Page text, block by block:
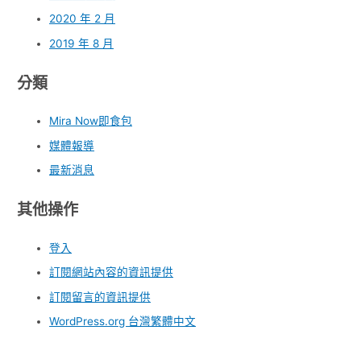
2020 年 2 月
2019 年 8 月
分類
Mira Now即食包
媒體報導
最新消息
其他操作
登入
訂閱網站內容的資訊提供
訂閱留言的資訊提供
WordPress.org 台灣繁體中文